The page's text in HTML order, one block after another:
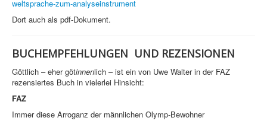
weltsprache-zum-analyseinstrument
Dort auch als pdf-Dokument.
BUCHEMPFEHLUNGEN UND REZENSIONEN
Göttlich – eher götinnenlich – ist ein von Uwe Walter in der FAZ
rezensiertes Buch in vielerlei Hinsicht:
FAZ
Immer diese Arroganz der männlichen Olymp-Bewohner